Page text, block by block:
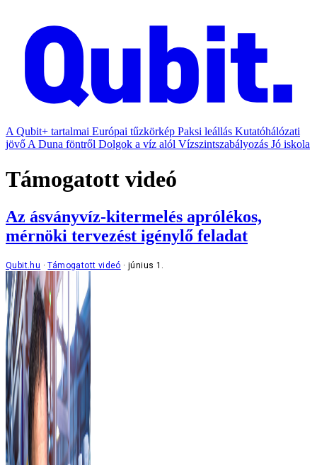
A Qubit+ tartalmai Európai tűzkörkép Paksi leállás Kutatóhálózati
jövő A Duna föntről Dolgok a víz alól Vízszintszabályozás Jó iskola
Támogatott videó
Az ásványvíz-kitermelés aprólékos,
mérnöki tervezést igénylő feladat
Qubit.hu Támogatott videó június 1.